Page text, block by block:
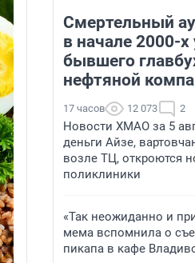
Смертельный
в начале 2000-х
бывшего
нефтяной
17 часов 12 073 2
Новости ХМАО за 5
деньги Айзе,
возле ТЦ, откроются
поликлиники
«Так неожиданно и
мема вспомнила о
пикапа в кафе